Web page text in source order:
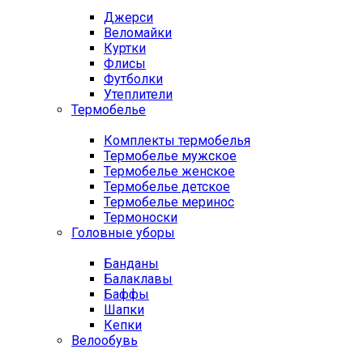
Джерси
Веломайки
Куртки
Флисы
Футболки
Утеплители
Термобелье
Комплекты термобелья
Термобелье мужское
Термобелье женское
Термобелье детское
Термобелье меринос
Термоноски
Головные уборы
Банданы
Балаклавы
Баффы
Шапки
Кепки
Велообувь